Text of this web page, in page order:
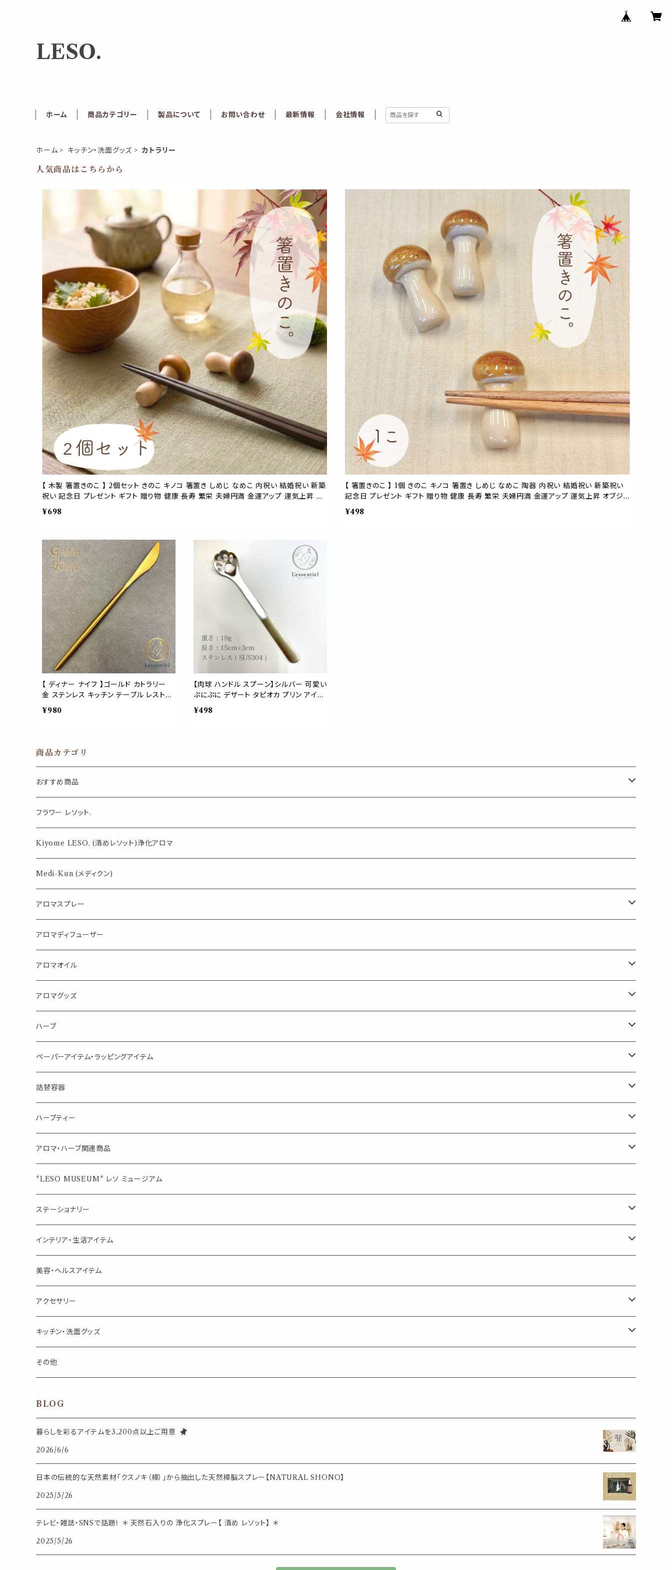
LESO.
ホーム 商品カテゴリー 製品について お問い合わせ 最新情報 会社情報
ホーム キッチン・洗面グッズ カトラリー
人気商品はこちらから
【 木製 箸置きのこ 】 2個セット きのこ キノコ 箸置き しめじ なめこ 内祝い 結婚祝い 新築
祝い 記念日 プレゼント ギフト 贈り物 健康 長寿 繁栄 夫婦円満 金運アップ 運気上昇 オ
ブジェ インテリア カトラリー キッチン 雑貨 アイテム おしゃれ かわいい おもしろい
¥698
【 箸置きのこ 】 1個 きのこ キノコ 箸置き しめじ なめこ 陶器 内祝い 結婚祝い 新築祝い
記念日 プレゼント ギフト 贈り物 健康 長寿 繁栄 夫婦円満 金運アップ 運気上昇 オブジェ
インテリア キッチン 雑貨 アイテム おしゃれ かわいい おもしろい
¥498
【 ディナー ナイフ 】ゴールド カトラリー
金 ステンレス キッチン テーブル レストラ
ン コーディネート 西海岸 おしゃれ 北欧
アンティーク 食事 my
¥980
【肉球 ハンドル スプーン】シルバー 可愛い
ぷにぷに デザート タピオカ プリン アイス
マドラー 珈琲 コーヒー カフェ お祝い 猫
犬 合格 春 シルバー カトラリー キッチン
¥498
商品カテゴリ
おすすめ商品
気になる虫対策に
薄荷の香りで体感温度-4℃ !? スースーシリーズ
パロサント
フラワー レソット.
Kiyome LESO. (清めレソット)浄化アロマ
Medi-Kun (メディクン)
アロマスプレー
目的で選ぶ
蒸し暑い夏やリフレッシュに
消臭に（用途：空間や衣服）
FLOWER LESO. フラワレソット
Kiyome LESO. キヨメ レソット
体感-4℃ !? 薄荷をブレンドしたアロマスプレー
AroMachi アロマチ 町の香り
Mask&Pillow Aroma
アロマディフューザー
アロマオイル
エッセンシャルオイル
シングル
ブレンド
キャリアオイル
アロマグッズ
エッセンシャルオイル
ディフューザー
ハーブ
サシェ・香り袋
ハーブティー
シングル
ブレンド
箱入りアソート
キャンディー
ペーパーアイテム・ラッピングアイテム
シーリングワックス シール
ペーパークリップ
ウェルカムボード・装飾
席札クリップ
プチギフト
詰替容器
ロールオンボトル
スプレーボトル
スポイトボトル
精油用ボトル
ポンプ式ボトル
リップ容器
スクリュー容器
チューブ
スライドケース
ハーブティー
ブレンド
ジュエル オブ ビューティー
美人さんのハーブティー
シングル
アロマ・ハーブ関連商品
エッセンシャルオイル
シングル
ブレンド
クラフト器材・道具
キャリアオイル・ワックス
道具
お香・サシェ・キャンドル
線香
サシェ・香り袋
ディフューザー
アロマオイルウォーマー
アロマストーン
*LESO MUSEUM* レソ ミュージアム
ステーショナリー
デザインクリップ
記号（ハート,星,etc）
音楽・楽器
ミニサイズ
大きめサイズ
50個以上の大容量
ページオープナー・ワイドクリップ
ポストカード・メッセージカード
フック・マグネット・画鋲
ステッカー・マスキングテープ・付箋
筆記用具
インテリア・生活アイテム
オブジェ
キャンドル・お香
ウォールアイテム
フック・マグネット・画鋲
収納・小物トレー
スマホアイテム
美容・ヘルスアイテム
アクセサリー
ブローチ・ピンバッチ
ピアス
ブレスレット
キッチン・洗面グッズ
カトラリー
その他
BLOG
暮らしを彩るアイテムを3,200点以上ご用意
2026/6/6
日本の伝統的な天然素材「クスノキ（樟）」から抽出した天然樟脳スプレー【NATURAL SHONO】
2025/5/26
テレビ・雑誌・SNSで話題！ ＊ 天然石入りの 浄化スプレー【 清め レソット】 ＊
2025/5/26